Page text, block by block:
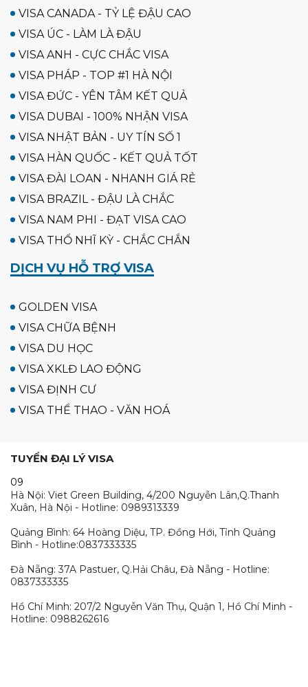
VISA CANADA - TỶ LỆ ĐẬU CAO
VISA ÚC - LÀM LÀ ĐẬU
VISA ANH - CỰC CHẮC VISA
VISA PHÁP - TOP #1 HÀ NỘI
VISA ĐỨC - YÊN TÂM KẾT QUẢ
VISA DUBAI - 100% NHẬN VISA
VISA NHẬT BẢN - UY TÍN SỐ 1
VISA HÀN QUỐC - KẾT QUẢ TỐT
VISA ĐÀI LOAN - NHANH GIÁ RẺ
VISA BRAZIL - ĐẬU LÀ CHẮC
VISA NAM PHI - ĐẠT VISA CAO
VISA THỔ NHĨ KỲ - CHẮC CHẮN
DỊCH VỤ HỖ TRỢ VISA
GOLDEN VISA
VISA CHỮA BỆNH
VISA DU HỌC
VISA XKLĐ LAO ĐỘNG
VISA ĐỊNH CƯ
VISA THỂ THAO - VĂN HOÁ
TUYỂN ĐẠI LÝ VISA
09
Hà Nội: Viet Green Building, 4/200 Nguyễn Lân,Q.Thanh
Xuân, Hà Nội - Hotline: 0989313339
Quảng Bình: 64 Hoàng Diệu, TP. Đồng Hới, Tỉnh Quảng
Bình - Hotline:0837333335
Đà Nẵng: 37A Pastuer, Q.Hải Châu, Đà Nẵng - Hotline:
0837333335
Hồ Chí Minh: 207/2 Nguyễn Văn Thụ, Quận 1, Hồ Chí Minh -
Hotline: 0988262616